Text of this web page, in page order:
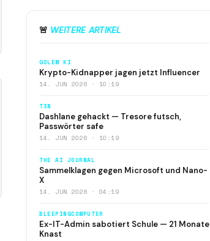
🚨 WEITERE ARTIKEL
GOLEM KI
Krypto-Kidnapper jagen jetzt Influencer
14. JUN 2026 · 10:19
T3N
Dashlane gehackt — Tresore futsch,
Passwörter safe
14. JUN 2026 · 10:19
THE AI JOURNAL
Sammelklagen gegen Microsoft und Nano-
X
14. JUN 2026 · 04:19
BLEEPINGCOMPUTER
Ex-IT-Admin sabotiert Schule — 21 Monate
Knast